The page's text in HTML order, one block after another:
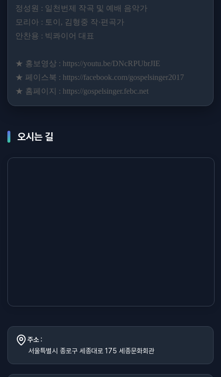
정성원 : 일천번제 작곡 및 예배 음악가
모리아 : 토이, 김형중 작·편곡가
안찬용 : 빅콰이어 대표
★ 홍보영상 : https://youtu.be/DNcRPUbrJIE
★ 페이스북 : https://facebook.com/gospelsinger2017
★ 홈페이지 : https://gospelsinger.febc.net
오시는 길
주소 :
서울특별시 종로구 세종대로 175 세종문화회관